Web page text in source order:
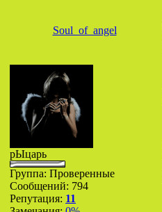
Soul_of_angel
рЫцарь
Группа: Проверенные
Сообщений: 794
Репутация: 11